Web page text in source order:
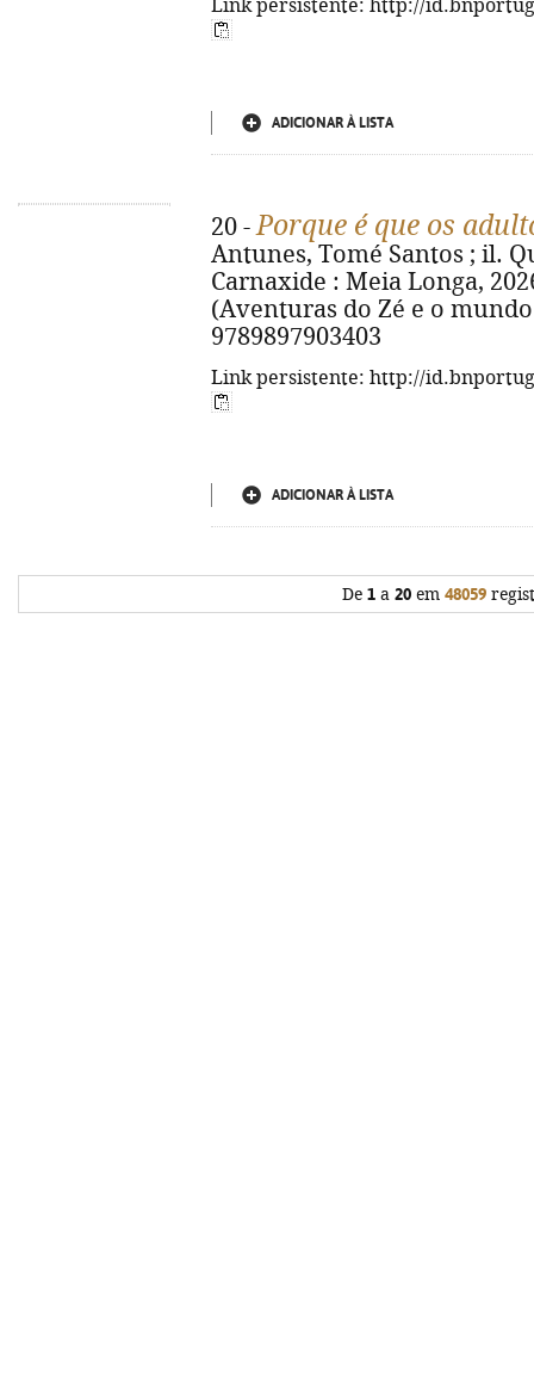
Link persistente: http://
ADICIONAR À LISTA
20 -Porque é que os
Antunes, Tomé Santos ; il.
Carnaxide : Meia Longa,
(Aventuras do Zé e o
9789897903403
Link persistente: http://
ADICIONAR À LISTA
De 1 a 20 em 48059